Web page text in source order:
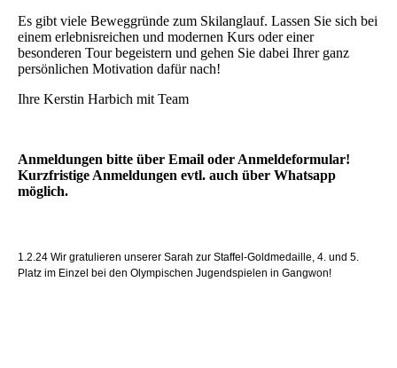
Es gibt viele Beweggründe zum Skilanglauf. Lassen Sie sich bei
einem erlebnisreichen und modernen Kurs oder einer
besonderen Tour begeistern und gehen Sie dabei Ihrer ganz
persönlichen Motivation dafür nach!
Ihre Kerstin Harbich mit Team
Anmeldungen bitte über Email oder Anmeldeformular!
Kurzfristige Anmeldungen evtl. auch über Whatsapp
möglich.
1.2.24 Wir gratulieren unserer Sarah zur Staffel-Goldmedaille, 4. und 5.
Platz im Einzel bei den Olympischen Jugendspielen in Gangwon!